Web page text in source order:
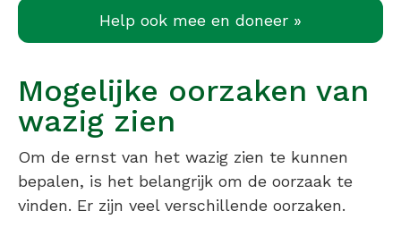
Help ook mee en doneer »
Mogelijke oorzaken van
wazig zien
Om de ernst van het wazig zien te kunnen
bepalen, is het belangrijk om de oorzaak te
vinden. Er zijn veel verschillende oorzaken.